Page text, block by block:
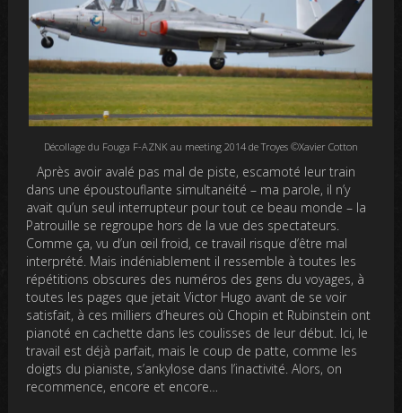
Décollage du Fouga F-AZNK au meeting 2014 de Troyes ©Xavier Cotton
Après avoir avalé pas mal de piste, escamoté leur train
dans une époustouflante simultanéité – ma parole, il n’y
avait qu’un seul interrupteur pour tout ce beau monde – la
Patrouille se regroupe hors de la vue des spectateurs.
Comme ça, vu d’un œil froid, ce travail risque d’être mal
interprété. Mais indéniablement il ressemble à toutes les
répétitions obscures des numéros des gens du voyages, à
toutes les pages que jetait Victor Hugo avant de se voir
satisfait, à ces milliers d’heures où Chopin et Rubinstein ont
pianoté en cachette dans les coulisses de leur début. Ici, le
travail est déjà parfait, mais le coup de patte, comme les
doigts du pianiste, s’ankylose dans l’inactivité. Alors, on
recommence, encore et encore…